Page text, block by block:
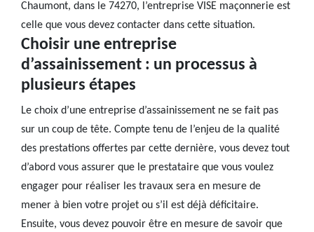
Chaumont, dans le 74270, l’entreprise VISE maçonnerie est
celle que vous devez contacter dans cette situation.
Choisir une entreprise
d’assainissement : un processus à
plusieurs étapes
Le choix d’une entreprise d’assainissement ne se fait pas
sur un coup de tête. Compte tenu de l’enjeu de la qualité
des prestations offertes par cette dernière, vous devez tout
d’abord vous assurer que le prestataire que vous voulez
engager pour réaliser les travaux sera en mesure de
mener à bien votre projet ou s’il est déjà déficitaire.
Ensuite, vous devez pouvoir être en mesure de savoir que